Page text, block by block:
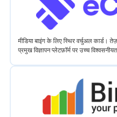
मीडिया बाइंग के लिए स्थिर वर्चुअल कार्ड।
प्रमुख विज्ञापन प्लेटफ़ॉर्म पर उच्च